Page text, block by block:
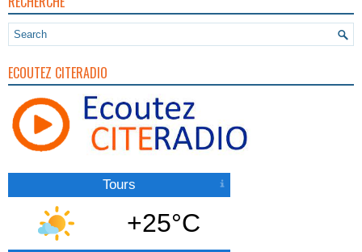
ECOUTEZ CITERADIO
Tours
+25°C